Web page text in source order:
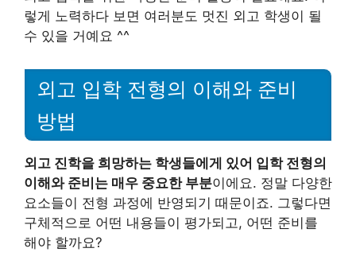
렇게 노력하다 보면 여러분도 멋진 외고 학생이 될
수 있을 거예요 ^^
외고 입학 전형의 이해와 준비
방법
외고 진학을 희망하는 학생들에게 있어 입학 전형의
이해와 준비는 매우 중요한 부분이에요. 정말 다양한
요소들이 전형 과정에 반영되기 때문이죠. 그렇다면
구체적으로 어떤 내용들이 평가되고, 어떤 준비를
해야 할까요?